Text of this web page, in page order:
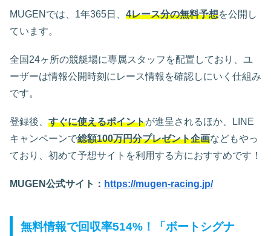
MUGENでは、1年365日、 4レース分の無料予想を公開し
ています。
全国24ヶ所の競艇場に専属スタッフを配置しており、ユ
ーザーは情報公開時刻にレース情報を確認しにいく仕組み
です。
登録後、 すぐに使えるポイントが進呈されるほか、LINE
キャンペーンで総額100万円分プレゼント企画などもやっ
ており、初めて予想サイトを利用する方におすすめです！
MUGEN公式サイト： https://mugen-racing.jp/
無料情報で回収率514%！「ボートシグナ